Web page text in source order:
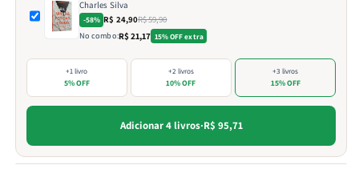
Charles Silva
-58% R$ 24,90R$ 59,90
No combo:R$ 21,17 15% OFF extra
+1 livro
5% OFF
+2 livros
10% OFF
+3 livros
15% OFF
Adicionar 4 livros·R$ 95,71